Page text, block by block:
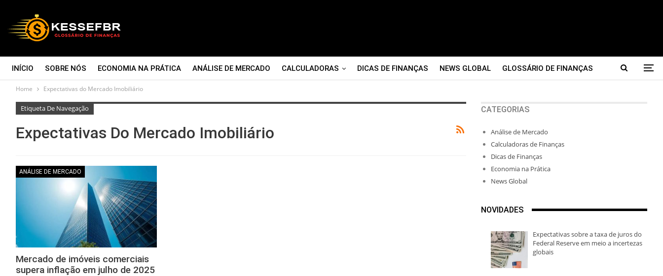
INÍCIO SOBRE NÓS ECONOMIA NA PRÁTICA ANÁLISE DE MERCADO CALCULADORAS DICAS DE FINANÇAS NEWS GLOBAL GLOSSÁRIO DE FINANÇAS
CONTATO
Home Expectativas do Mercado Imobiliário
Etiqueta De Navegação
Expectativas Do Mercado Imobiliário
ANÁLISE DE MERCADO
Mercado de imóveis comerciais
supera inflação em julho de 2025
CATEGORIAS
Análise de Mercado
Calculadoras de Finanças
Dicas de Finanças
Economia na Prática
News Global
NOVIDADES
Expectativas sobre a taxa de juros do
Federal Reserve em meio a incertezas
globais